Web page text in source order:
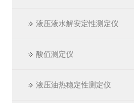
液压液水解安定性测定仪
酸值测定仪
液压油热稳定性测定仪